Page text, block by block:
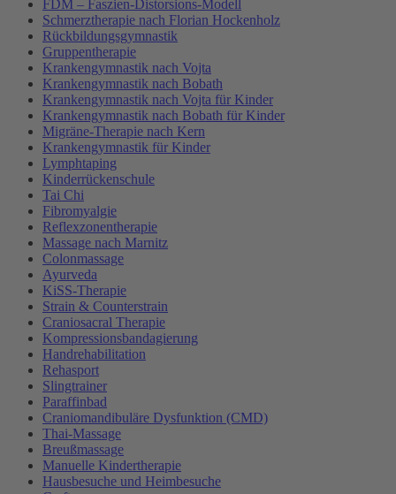
FDM – Faszien-Distorsions-Modell
Schmerztherapie nach Florian Hockenholz
Rückbildungsgymnastik
Gruppentherapie
Krankengymnastik nach Vojta
Krankengymnastik nach Bobath
Krankengymnastik nach Vojta für Kinder
Krankengymnastik nach Bobath für Kinder
Migräne-Therapie nach Kern
Krankengymnastik für Kinder
Lymphtaping
Kinderrückenschule
Tai Chi
Fibromyalgie
Reflexzonentherapie
Massage nach Marnitz
Colonmassage
Ayurveda
KiSS-Therapie
Strain & Counterstrain
Craniosacral Therapie
Kompressionsbandagierung
Handrehabilitation
Rehasport
Slingtrainer
Paraffinbad
Craniomandibuläre Dysfunktion (CMD)
Thai-Massage
Breußmassage
Manuelle Kindertherapie
Hausbesuche und Heimbesuche